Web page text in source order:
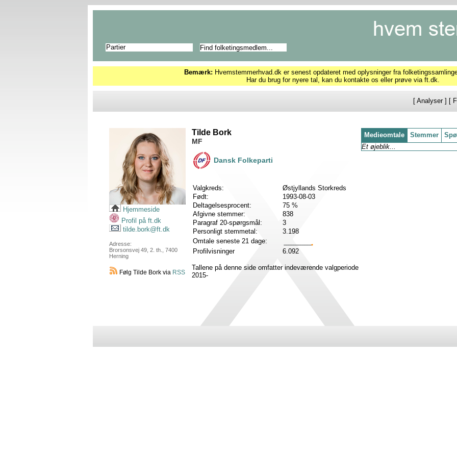
Partier
Bemærk: Hvemstemmerhvad.dk er senest opdateret med oplysninger fra
Har du brug for nyere tal, kan du kontakte os eller prøve via ft.dk.
[ Analyser] [
Hjemmeside
Profil på ft.dk
tilde.bork@ft.dk
Adresse:
Brorsonsvej 49, 2. th., 7400
Herning
Følg Tilde Bork via RSS
Tilde Bork
MF
Dansk Folkeparti
Valgkreds:
Østjyllands Storkreds
Født:
1993-08-03
Deltagelsesprocent:
75 %
Afgivne stemmer:
838
Paragraf 20-spørgsmål:
3
Personligt stemmetal:
3.198
Omtale seneste 21 dage:
Profilvisninger
6.092
Tallene på denne side omfatter indeværende valgperiode
2015-
Medieomtale Stemmer
Et øjeblik...